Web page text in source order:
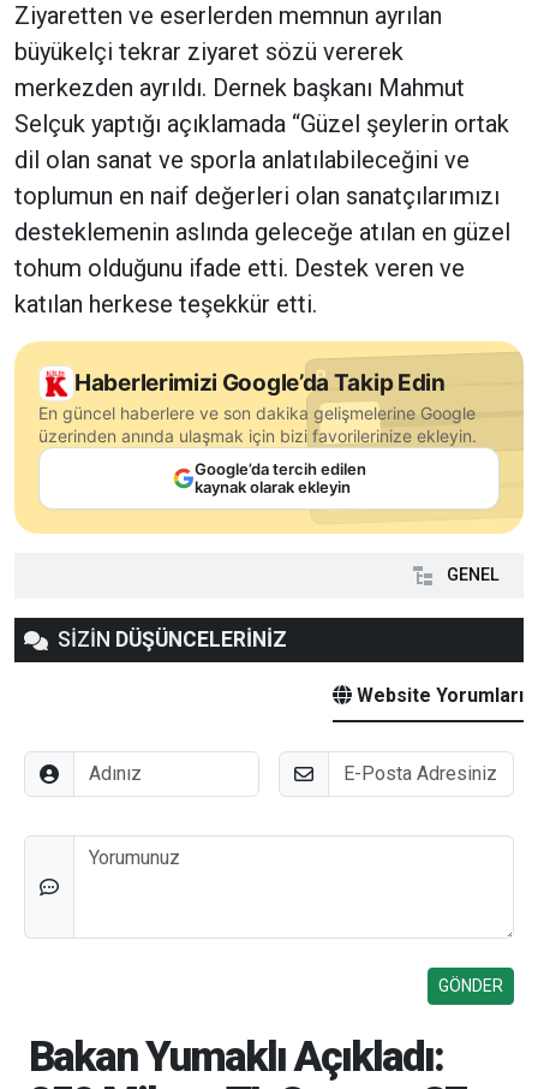
Ziyaretten ve eserlerden memnun ayrılan
büyükelçi tekrar ziyaret sözü vererek
merkezden ayrıldı. Dernek başkanı Mahmut
Selçuk yaptığı açıklamada “Güzel şeylerin ortak
dil olan sanat ve sporla anlatılabileceğini ve
toplumun en naif değerleri olan sanatçılarımızı
desteklemenin aslında geleceğe atılan en güzel
tohum olduğunu ifade etti. Destek veren ve
katılan herkese teşekkür etti.
Haberlerimizi Google’da Takip Edin
En güncel haberlere ve son dakika gelişmelerine Google
üzerinden anında ulaşmak için bizi favorilerinize ekleyin.
Google’da tercih edilen
kaynak olarak ekleyin
GENEL
SİZİN DÜŞÜNCELERİNİZ
Website Yorumları
Adınız E-Posta
Düşünceleriniz
Bakan Yumaklı Açıkladı: